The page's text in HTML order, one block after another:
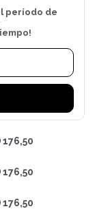
período de
176,50
176,50
176,50